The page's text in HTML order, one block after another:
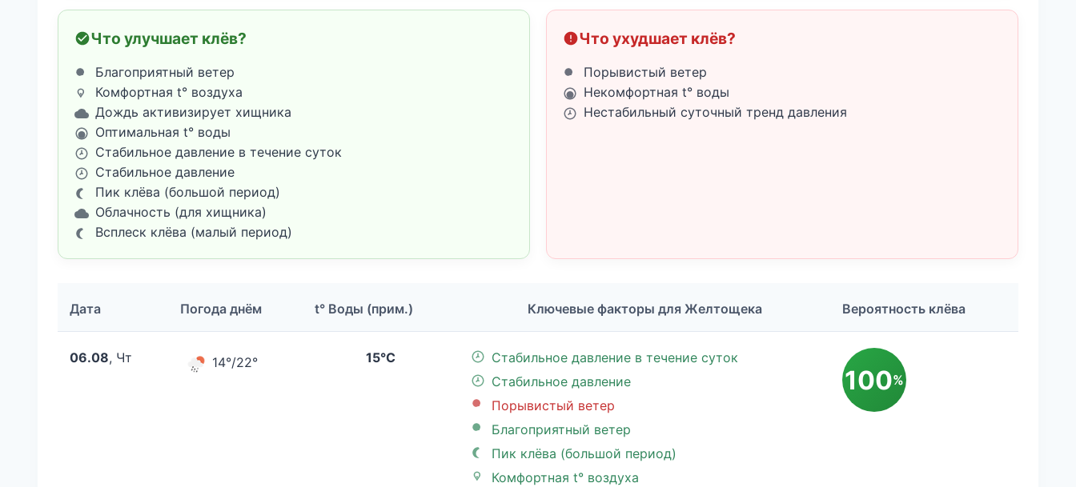
Что улучшает клёв?
Благоприятный ветер
Комфортная t° воздуха
Дождь активизирует хищника
Оптимальная t° воды
Стабильное давление в течение суток
Стабильное давление
Пик клёва (большой период)
Облачность (для хищника)
Всплеск клёва (малый период)
Что ухудшает клёв?
Порывистый ветер
Некомфортная t° воды
Нестабильный суточный тренд давления
Дата Погода днём t° Воды (прим.) Ключевые факторы для Желтощека Вероятность клёва
06.08, Чт 14°/22° 15°C
Стабильное давление в течение суток
Стабильное давление
Порывистый ветер
Благоприятный ветер
Пик клёва (большой период)
Комфортная t° воздуха
100%